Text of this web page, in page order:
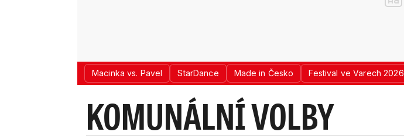
Macinka vs. Pavel StarDance Made in Česko Festival ve Varech 2026
KOMUNÁLNÍ VOLBY